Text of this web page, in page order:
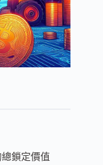
鎖定價值